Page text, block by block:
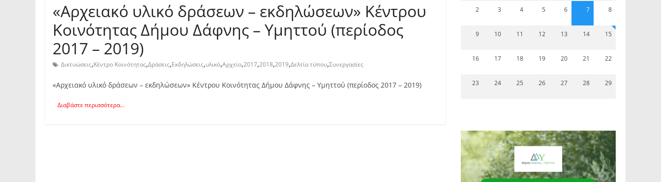
«Αρχειακό υλικό δράσεων – εκδηλώσεων» Κέντρου
Κοινότητας Δήμου Δάφνης – Υμηττού (περίοδος
2017 – 2019)
Δικτυώσεις,Κέντρο Κοινότητας,Δράσεις,Εκδηλώσεις,υλικό,Αρχείο,2017,2018,2019,Δελτία τύπου,Συνεργασίες
«Αρχειακό υλικό δράσεων – εκδηλώσεων» Κέντρου Κοινότητας Δήμου Δάφνης – Υμηττού (περίοδος 2017 – 2019)
Διαβάστε περισσότερα...
2 3 4 5 6 7 8
9 10 11 12 13 14 15
16 17 18 19 20 21 22
23 24 25 26 27 28 29